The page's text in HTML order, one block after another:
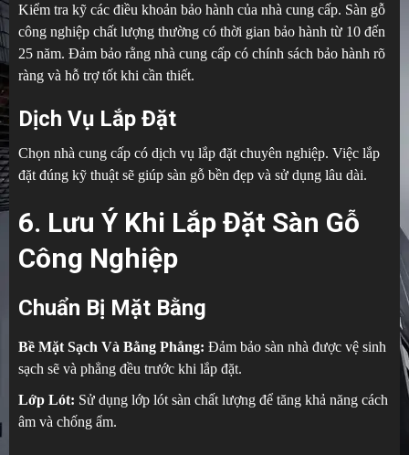
Kiểm tra kỹ các điều khoản bảo hành của nhà cung cấp. Sàn gỗ
công nghiệp chất lượng thường có thời gian bảo hành từ 10 đến
25 năm. Đảm bảo rằng nhà cung cấp có chính sách bảo hành rõ
ràng và hỗ trợ tốt khi cần thiết.
Dịch Vụ Lắp Đặt
Chọn nhà cung cấp có dịch vụ lắp đặt chuyên nghiệp. Việc lắp
đặt đúng kỹ thuật sẽ giúp sàn gỗ bền đẹp và sử dụng lâu dài.
6. Lưu Ý Khi Lắp Đặt Sàn Gỗ
Công Nghiệp
Chuẩn Bị Mặt Bằng
Bề Mặt Sạch Và Bằng Phẳng: Đảm bảo sàn nhà được vệ sinh
sạch sẽ và phẳng đều trước khi lắp đặt.
Lớp Lót: Sử dụng lớp lót sàn chất lượng để tăng khả năng cách
âm và chống ẩm.